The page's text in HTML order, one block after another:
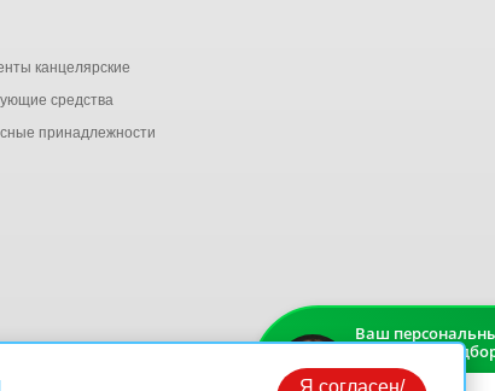
канцелярские
средства
принадлежности
Ваш
быстрого
Я согласен/